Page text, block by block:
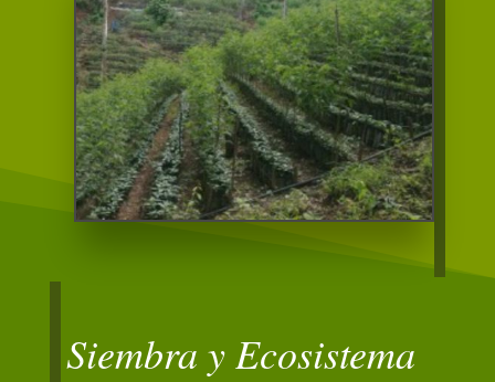
Siembra y Ecosistema